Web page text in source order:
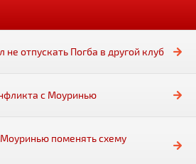
отпускать Погба в другой клуб
с Моуринью
поменять схему